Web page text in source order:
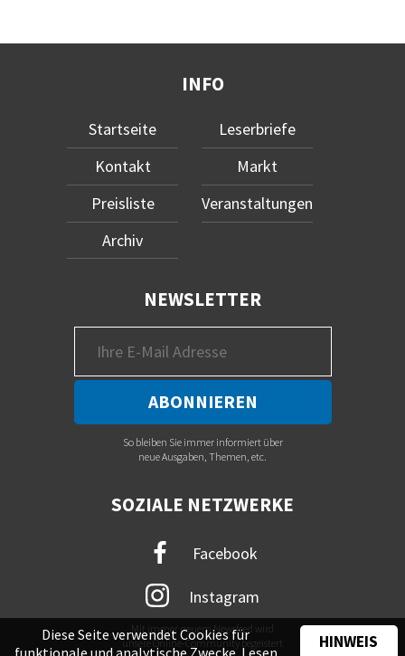
INFO
Startseite
Kontakt
Preisliste
Archiv
Leserbriefe
Markt
Veranstaltungen
NEWSLETTER
So bleiben Sie immer informiert über
neue Ausgaben, Themen, etc.
SOZIALE NETZWERKE
Facebook
Instagram
Mit immer neuem Newsfeed wird
unsere Online-Community begeistert
Diese Seite verwendet Cookies für
funktionale und analytische Zwecke. Lesen
HINWEIS